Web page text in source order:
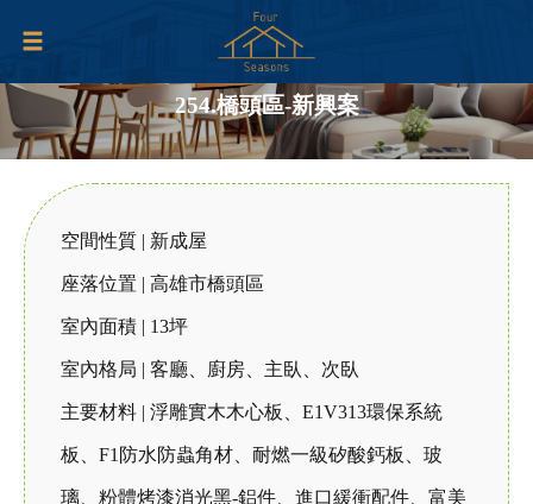
254.橋頭區-新興案
空間性質 | 新成屋
座落位置 | 高雄市橋頭區
室內面積 | 13坪
室內格局 | 客廳、廚房、主臥、次臥
主要材料 | 浮雕實木木心板、E1V313環保系統
板、F1防水防蟲角材、耐燃一級矽酸鈣板、玻
璃、粉體烤漆消光黑-鋁件、進口緩衝配件、富美